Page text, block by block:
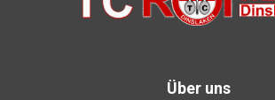
Über uns